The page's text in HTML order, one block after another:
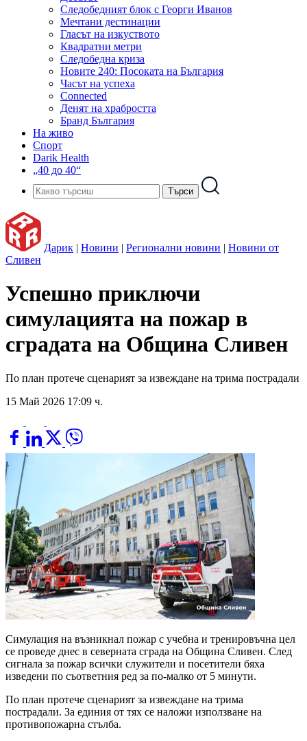
Следобедният блок с Георги Иванов
Мечтани дестинации
Гласът на изкуството
Квадратни метри
Следобедна криза
Новите 240: Посоката на България
Часът на успеха
Connected
Денят на храбростта
Бранд България
На живо
Спорт
Darik Health
„40 до 40“
Дарик | Новини | Регионални новини | Новини от
Сливен
Успешно приключи
симулацията на пожар в
сградата на Община Сливен
По план протече сценарият за извеждане на трима пострадали
15 Май 2026 17:09 ч.
Симулация на възникнал пожар с учебна и тренировъчна цел
се проведе днес в северната сграда на Община Сливен. След
сигнала за пожар всички служители и посетители бяха
изведени по съответния ред за по-малко от 5 минути.
По план протече сценарият за извеждане на трима
пострадали. За единия от тях се наложи използване на
противопожарна стълба.